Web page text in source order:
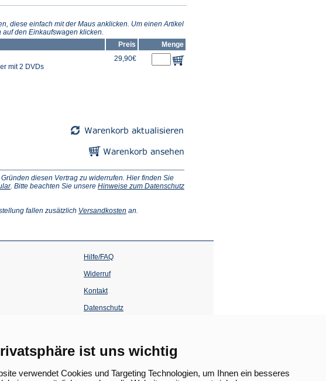
ist uns wichtig
verwendet Cookies und Targeting Technologien, um Ihnen ein besseres
diese einfach mit der Maus anklicken. Um einen Artikel
den Einkaufswagen klicken.
Preis
Menge
mit 2 DVDs
29,90€
diesen Vertrag zu widerrufen. Hier finden Sie
(Öffnet
neuen
. Bitte beachten Sie unsere Hinweise zum Datenschutz
fallen zusätzlich Versandkosten (Öffnet
Tab)
an.
Hilfe/FAQ
Widerruf
Kontakt
Datenschutz
einem